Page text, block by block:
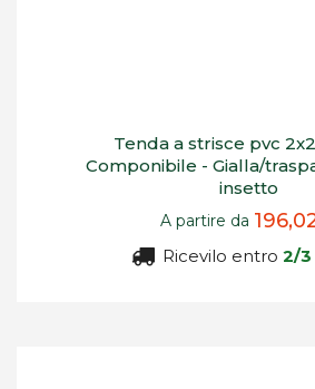
Tenda a strisce pvc
Componibile - Gialla/
insetto
A partire da
Ricevilo entro 2/